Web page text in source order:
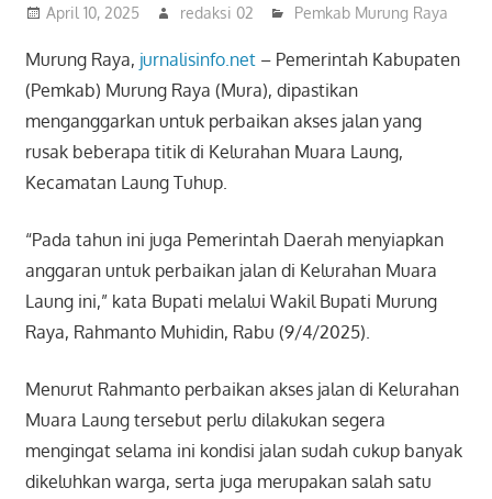
April 10, 2025 redaksi 02 Pemkab Murung Raya
Murung Raya, jurnalisinfo.net– Pemerintah Kabupaten
(Pemkab) Murung Raya (Mura), dipastikan
menganggarkan untuk perbaikan akses jalan yang
rusak beberapa titik di Kelurahan Muara Laung,
Kecamatan Laung Tuhup.
“Pada tahun ini juga Pemerintah Daerah menyiapkan
anggaran untuk perbaikan jalan di Kelurahan Muara
Laung ini,” kata Bupati melalui Wakil Bupati Murung
Raya, Rahmanto Muhidin, Rabu (9/4/2025).
Menurut Rahmanto perbaikan akses jalan di Kelurahan
Muara Laung tersebut perlu dilakukan segera
mengingat selama ini kondisi jalan sudah cukup banyak
dikeluhkan warga, serta juga merupakan salah satu